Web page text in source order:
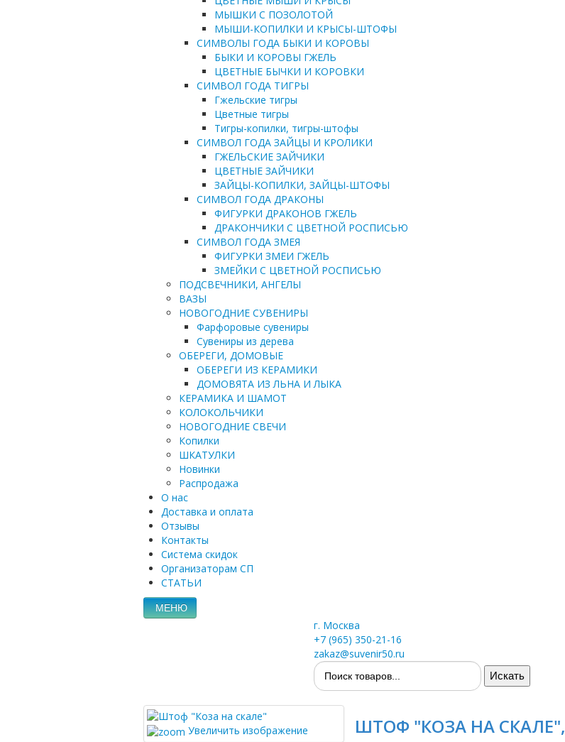
МЫШКИ С ПОЗОЛОТОЙ
МЫШИ-КОПИЛКИ И КРЫСЫ-ШТОФЫ
СИМВОЛЫ ГОДА БЫКИ И КОРОВЫ
БЫКИ И КОРОВЫ ГЖЕЛЬ
ЦВЕТНЫЕ БЫЧКИ И КОРОВКИ
СИМВОЛ ГОДА ТИГРЫ
Гжельские тигры
Цветные тигры
Тигры-копилки, тигры-штофы
СИМВОЛ ГОДА ЗАЙЦЫ И КРОЛИКИ
ГЖЕЛЬСКИЕ ЗАЙЧИКИ
ЦВЕТНЫЕ ЗАЙЧИКИ
ЗАЙЦЫ-КОПИЛКИ, ЗАЙЦЫ-ШТОФЫ
СИМВОЛ ГОДА ДРАКОНЫ
ФИГУРКИ ДРАКОНОВ ГЖЕЛЬ
ДРАКОНЧИКИ С ЦВЕТНОЙ РОСПИСЬЮ
СИМВОЛ ГОДА ЗМЕЯ
ФИГУРКИ ЗМЕИ ГЖЕЛЬ
ЗМЕЙКИ С ЦВЕТНОЙ РОСПИСЬЮ
ПОДСВЕЧНИКИ, АНГЕЛЫ
ВАЗЫ
НОВОГОДНИЕ СУВЕНИРЫ
Фарфоровые сувениры
Сувениры из дерева
ОБЕРЕГИ, ДОМОВЫЕ
ОБЕРЕГИ ИЗ КЕРАМИКИ
ДОМОВЯТА ИЗ ЛЬНА И ЛЫКА
КЕРАМИКА И ШАМОТ
КОЛОКОЛЬЧИКИ
НОВОГОДНИЕ СВЕЧИ
Копилки
ШКАТУЛКИ
Новинки
Распродажа
О нас
Доставка и оплата
Отзывы
Контакты
Система скидок
Организаторам СП
СТАТЬИ
МЕНЮ
г. Москва
+7 (965) 350-21-16
zakaz@suvenir50.ru
Увеличить изображение
ШТОФ "КОЗА НА СКАЛЕ",